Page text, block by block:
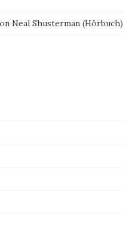
Neal Shusterman (Hörbuch)